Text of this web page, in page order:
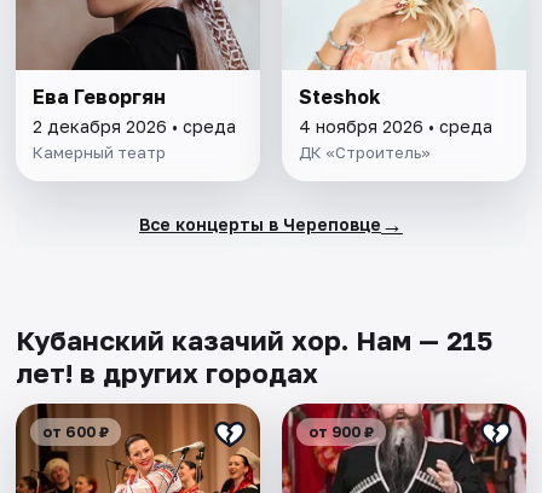
Ева Геворгян
2 декабря 2026 • среда
Камерный театр
Steshok
4 ноября 2026 • среда
ДК «Строитель»
Все концерты в Череповце →
Кубанский казачий хор. Нам — 215
лет! в других городах
от 600 ₽ от 900 ₽